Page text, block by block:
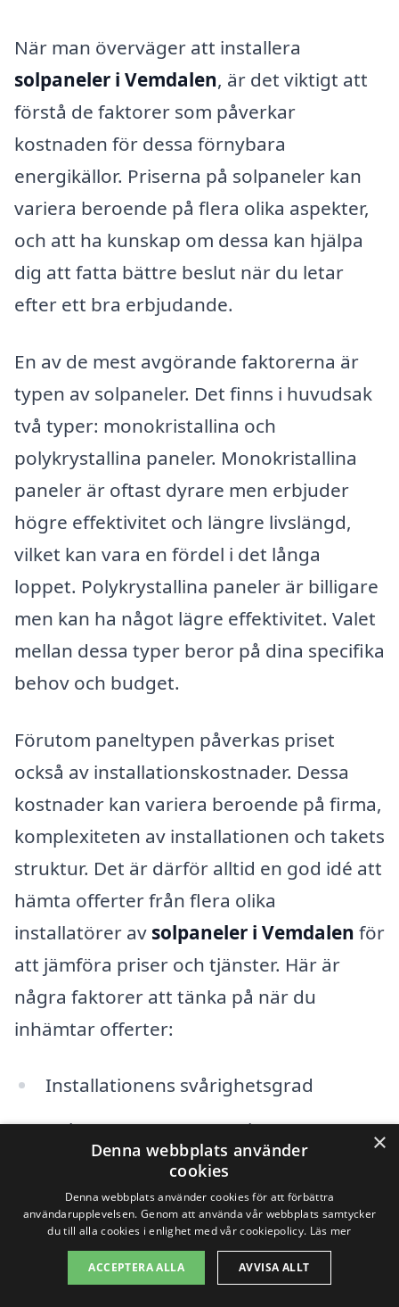
När man överväger att installera
solpaneler i Vemdalen, är det viktigt att
förstå de faktorer som påverkar
kostnaden för dessa förnybara
energikällor. Priserna på solpaneler kan
variera beroende på flera olika aspekter,
och att ha kunskap om dessa kan hjälpa
dig att fatta bättre beslut när du letar
efter ett bra erbjudande.
En av de mest avgörande faktorerna är
typen av solpaneler. Det finns i huvudsak
två typer: monokristallina och
polykrystallina paneler. Monokristallina
paneler är oftast dyrare men erbjuder
högre effektivitet och längre livslängd,
vilket kan vara en fördel i det långa
loppet. Polykrystallina paneler är billigare
men kan ha något lägre effektivitet. Valet
mellan dessa typer beror på dina specifika
behov och budget.
Förutom paneltypen påverkas priset
också av installationskostnader. Dessa
kostnader kan variera beroende på firma,
komplexiteten av installationen och takets
struktur. Det är därför alltid en god idé att
hämta offerter från flera olika
installatörer av solpaneler i Vemdalen för
att jämföra priser och tjänster. Här är
några faktorer att tänka på när du
inhämtar offerter:
Installationens svårighetsgrad
Behov av extra utrustning som
växelriktare och kablar
Eventuella stöd- eller bidragsprogram
som kan påverka den totala
kostnaden
×
Denna webbplats använder
cookies
Denna webbplats använder cookies för att förbättra
användarupplevelsen. Genom att använda vår webbplats samtycker
du till alla cookies i enlighet med vår cookiepolicy. Läs mer
ACCEPTERA ALLA AVVISA ALLT